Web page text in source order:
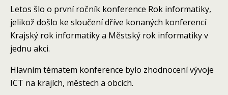
Letos šlo o první ročník konference Rok informatiky,
jelikož došlo ke sloučení dříve konaných konferencí
Krajský rok informatiky a Městský rok informatiky v
jednu akci.
Hlavním tématem konference bylo zhodnocení vývoje
ICT na krajích, městech a obcích.